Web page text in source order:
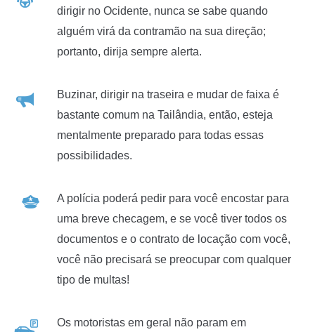
dirigir no Ocidente, nunca se sabe quando
alguém virá da contramão na sua direção;
portanto, dirija sempre alerta.
Buzinar, dirigir na traseira e mudar de faixa é
bastante comum na Tailândia, então, esteja
mentalmente preparado para todas essas
possibilidades.
A polícia poderá pedir para você encostar para
uma breve checagem, e se você tiver todos os
documentos e o contrato de locação com você,
você não precisará se preocupar com qualquer
tipo de multas!
Os motoristas em geral não param em